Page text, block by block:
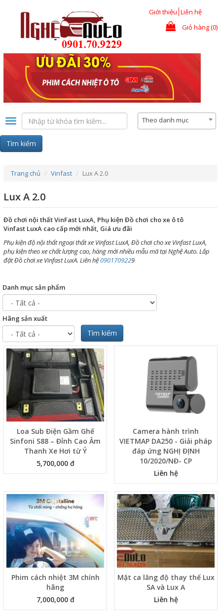
Giới thiệu Liên hệ
Giỏ hàng (0)
Toggle
navigation
Theo danh mục
Tìm kiếm
Trang chủ Vinfast Lux A 2.0
Lux A 2.0
Đồ chơi nội thất VinFast LuxA, Phụ kiện Đồ chơi cho xe ô tô
Vinfast LuxA cao cấp mới nhất, Giá ưu đãi
Phụ kiện độ nội thất ngoại thất xe Vinfast LuxA, Đồ chơi cho xe Vinfast LuxA,
phụ kiện theo xe chất lượng cao, hàng mới nhiều mẫu mã tại Nghệ Auto. Lắp
đặt Đồ chơi xe Vinfast LuxA. Liên hệ0901709229
Danh mục sản phẩm
Hãng sản xuất
Tìm kiếm
Loa Sub Điện Gầm Ghế
Sinfoni S88 – Đỉnh Cao Âm
Thanh Xe Hơi từ Ý
5,700,000 đ
Camera hành trình
VIETMAP DA250 - Giải pháp
đáp ứng NGHỊ ĐỊNH
10/2020/NĐ- CP
Liên hệ
Phim cách nhiệt 3M chính
hãng
7,000,000 đ
Mặt ca lăng độ thay thế Lux
SA và Lux A
Liên hệ